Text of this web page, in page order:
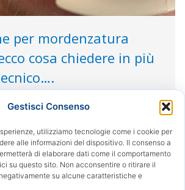
Gestisci Consenso
utilizziamo tecnologie come i cookie per
alle informazioni del dispositivo. Il consenso a
di elaborare dati come il comportamento
su questo sito. Non acconsentire o ritirare il
su alcune caratteristiche e
per mordenzatura
cosa chiedere in più
mascherina template, che è
di ogni paziente che avvierà
le mascherine di allineamento.
hanno un unico difetto: le